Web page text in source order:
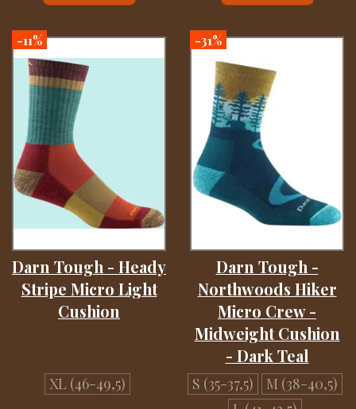
-11%
Darn Tough - Heady
Stripe Micro Light
Cushion
XL (46-49,5)
-31%
Darn Tough -
Northwoods Hiker
Micro Crew -
Midweight Cushion
- Dark Teal
S (35-37,5)
M (38-40,5)